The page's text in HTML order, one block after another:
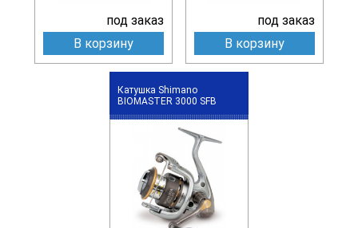
под заказ
В корзину
под заказ
В корзину
Катушка Shimano
BIOMASTER 3000 SFB